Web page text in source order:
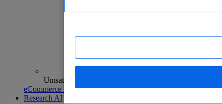
Umsatzanalysen und -prognosen
eCommerce Insights entdecken
Research AI